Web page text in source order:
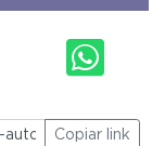
Copiar link